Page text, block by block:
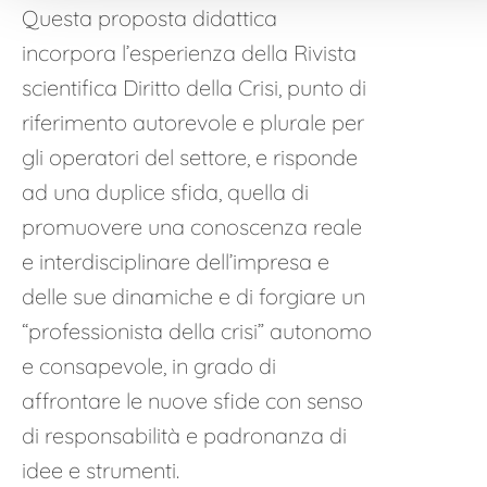
Questa proposta didattica
incorpora l’esperienza della Rivista
scientifica Diritto della Crisi, punto di
riferimento autorevole e plurale per
gli operatori del settore, e risponde
ad una duplice sfida, quella di
promuovere una conoscenza reale
e interdisciplinare dell’impresa e
delle sue dinamiche e di forgiare un
“professionista della crisi” autonomo
e consapevole, in grado di
affrontare le nuove sfide con senso
di responsabilità e padronanza di
idee e strumenti.